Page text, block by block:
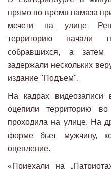
прямо во время намаза
мечети на улице
территорию начали
собравшихся, а
задержали нескольких
издание "Подъем".
На кадрах
оцепили территорию
проходила на улице. На
форме бьет мужчину,
оцепление.
«Приехали на